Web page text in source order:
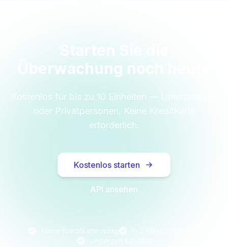
Überwachung noch heute
Kostenlos für bis zu 10 Einheiten — Unternehmen
oder Privatpersonen. Keine Kreditkarte
erforderlich.
Kostenlos starten
API ansehen